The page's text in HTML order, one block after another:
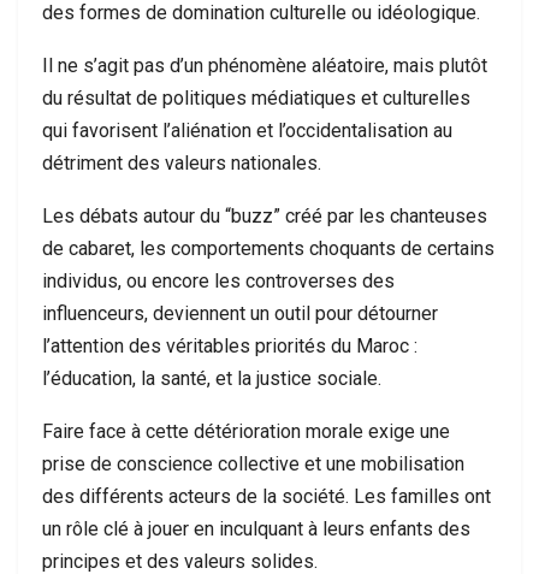
des formes de domination culturelle ou idéologique.
Il ne s’agit pas d’un phénomène aléatoire, mais plutôt
du résultat de politiques médiatiques et culturelles
qui favorisent l’aliénation et l’occidentalisation au
détriment des valeurs nationales.
Les débats autour du “buzz” créé par les chanteuses
de cabaret, les comportements choquants de certains
individus, ou encore les controverses des
influenceurs, deviennent un outil pour détourner
l’attention des véritables priorités du Maroc :
l’éducation, la santé, et la justice sociale.
Faire face à cette détérioration morale exige une
prise de conscience collective et une mobilisation
des différents acteurs de la société. Les familles ont
un rôle clé à jouer en inculquant à leurs enfants des
principes et des valeurs solides.